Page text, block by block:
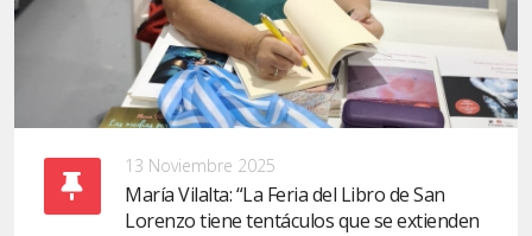
13 Noviembre 2025
María Vilalta: “La Feria del Libro de San
Lorenzo tiene tentáculos que se extienden